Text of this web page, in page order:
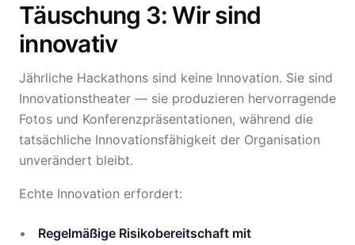
Täuschung 3: Wir sind
innovativ
Jährliche Hackathons sind keine Innovation. Sie sind
Innovationstheater — sie produzieren hervorragende
Fotos und Konferenzpräsentationen, während die
tatsächliche Innovationsfähigkeit der Organisation
unverändert bleibt.
Echte Innovation erfordert:
Regelmäßige Risikobereitschaft mit